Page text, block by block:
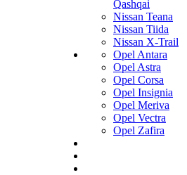
Qashqai
Nissan Teana
Nissan Tiida
Nissan X-Trail
Opel Antara
Opel Astra
Opel Corsa
Opel Insignia
Opel Meriva
Opel Vectra
Opel Zafira